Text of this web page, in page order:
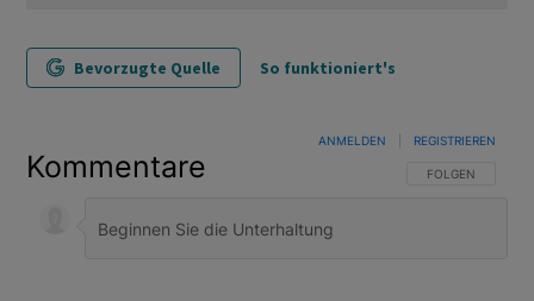
Bevorzugte Quelle So funktioniert's
Kommentare FOLGE DIESER
FOLGEN
ANMELDEN REGISTRIEREN